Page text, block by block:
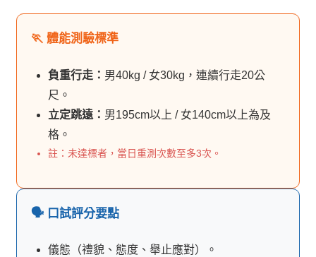
🏃 體能測驗標準
負重行走： 男40kg / 女30kg，連續行走20公
尺。
立定跳遠： 男195cm以上 / 女140cm以上為及
格。
註：未達標者，當日重測次數至多3次。
🗣️ 口試評分要點
儀態（禮貌、態度、舉止應對）。